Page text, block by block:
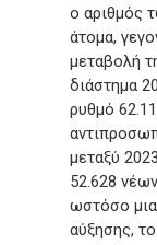
ο αριθμός
άτομα,
μεταβολή
διάστημα
ρυθμό
μεταξύ
52.628
ωστόσο
αύξησης,